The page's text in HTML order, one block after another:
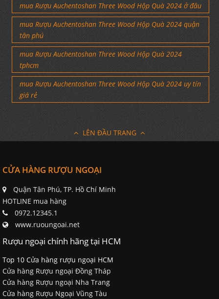
mua Rượu Auchentoshan Three Wood Hộp Quà 2024 ở đâu
mua Rượu Auchentoshan Three Wood Hộp Quà 2024 quận
tân phú
mua Rượu Auchentoshan Three Wood Hộp Quà 2024
tphcm
mua Rượu Auchentoshan Three Wood Hộp Quà 2024 uy tín
giá rẻ
LÊN ĐẦU TRANG
CỬA HÀNG RƯỢU NGOẠI
Quận Tân Phú, TP. Hồ Chí Minh
HOTLINE mua hàng
0972.12345.1
www.ruoungoai.net
Rượu ngoại chính hãng tại HCM
Top 10 Cửa hàng rượu ngoại HCM
Cửa hàng Rượu ngoại Đồng Tháp
Cửa hàng Rượu ngoại Nha Trang
Cửa hàng Rượu Ngoại Vũng Tàu